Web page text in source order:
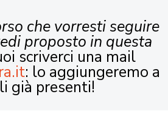
che vorresti seguire
proposto in questa
scriverci una mail
: lo aggiungeremo a
già presenti!